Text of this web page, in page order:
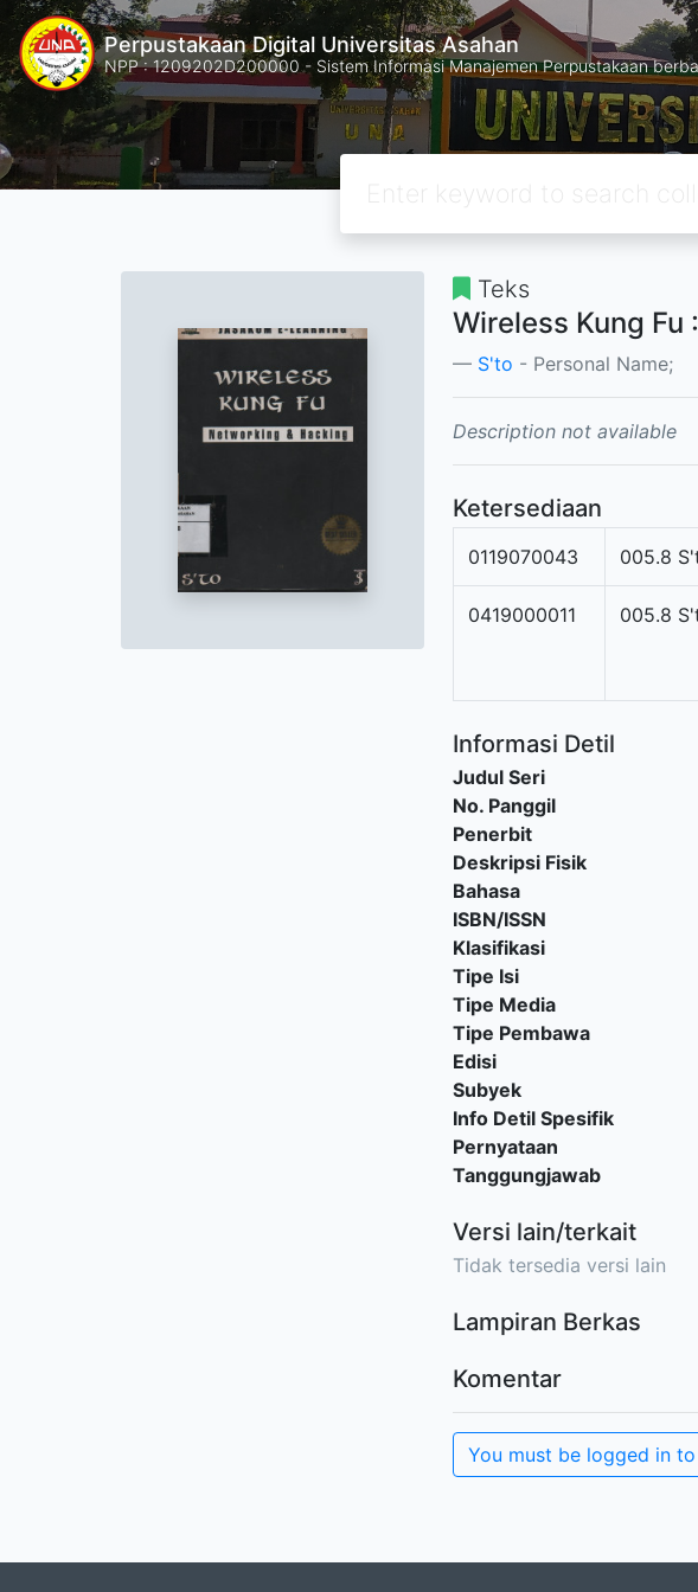
Perpustakaan Digital Universitas Asahan
NPP : 1209202D200000 - Sistem Informasi Manajemen Perpustakaan
Teks
Wireless Kung
S'to - Personal Name;
Description not available
Ketersediaan
0119070043 005.8
0419000011 005.8
Informasi Detil
Judul Seri
No. Panggil
Penerbit
Deskripsi Fisik
Bahasa
ISBN/ISSN
Klasifikasi
Tipe Isi
Tipe Media
Tipe Pembawa
Edisi
Subyek
Info Detil Spesifik
Pernyataan
Tanggungjawab
Versi lain/terkait
Tidak tersedia versi lain
Lampiran Berkas
Komentar
You must be logged in